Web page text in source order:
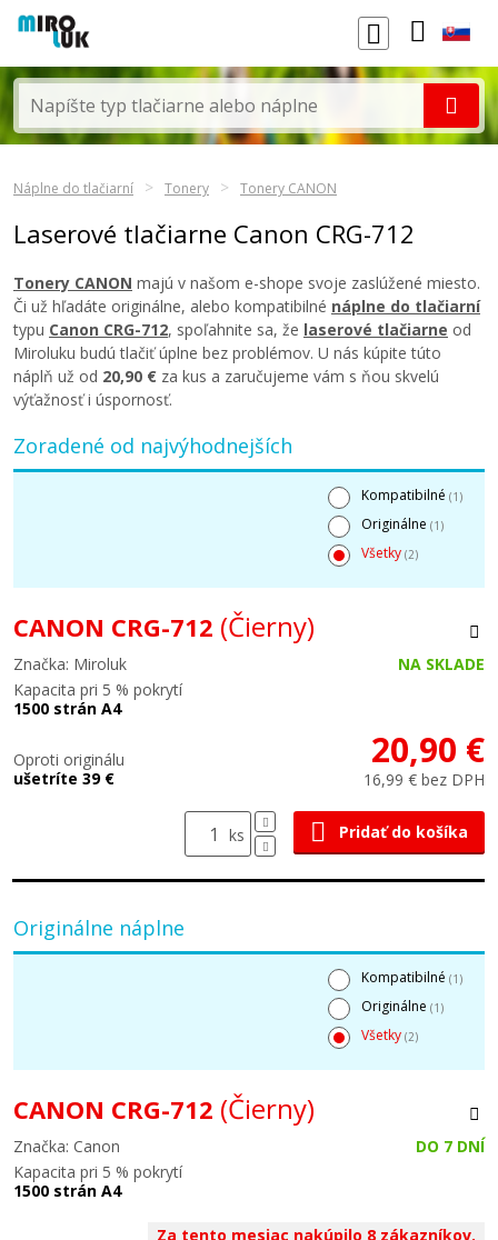
Náplne do tlačiarní Tonery Tonery CANON
Laserové tlačiarne Canon CRG-712
Tonery CANON majú v našom e-shope svoje zaslúžené miesto.
Či už hľadáte originálne, alebo kompatibilné náplne do tlačiarní
typu Canon CRG-712, spoľahnite sa, že laserové tlačiarne od
Miroluku budú tlačiť úplne bez problémov. U nás kúpite túto
náplň už od 20,90 € za kus a zaručujeme vám s ňou skvelú
výťažnosť i úspornosť.
Zoradené od najvýhodnejších
Kompatibilné (1)
Originálne (1)
Všetky (2)
CANON CRG-712 (Čierny)
Značka: Miroluk
NA SKLADE
Kapacita pri 5 % pokrytí
1500 strán A4
Oproti originálu
ušetríte 39 €
20,90 €
16,99 € bez DPH
ks Pridať do košíka
Originálne náplne
Kompatibilné (1)
Originálne (1)
Všetky (2)
CANON CRG-712 (Čierny)
Značka: Canon
DO 7 DNÍ
Kapacita pri 5 % pokrytí
1500 strán A4
Za tento mesiac nakúpilo 8 zákazníkov.